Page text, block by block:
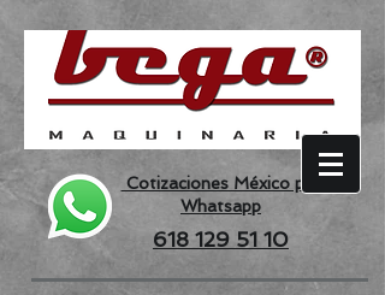
Cotizaciones México por
Whatsapp
618 129 51 10